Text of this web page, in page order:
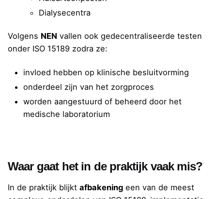
Dialysecentra
Volgens NEN vallen ook gedecentraliseerde testen
onder ISO 15189 zodra ze:
invloed hebben op klinische besluitvorming
onderdeel zijn van het zorgproces
worden aangestuurd of beheerd door het
medische laboratorium
Waar gaat het in de praktijk vaak mis?
In de praktijk blijkt afbakening een van de meest